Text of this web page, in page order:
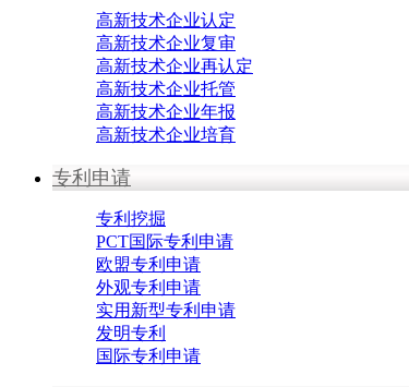
高新技术企业认定
高新技术企业复审
高新技术企业再认定
高新技术企业托管
高新技术企业年报
高新技术企业培育
专利申请
专利挖掘
PCT国际专利申请
欧盟专利申请
外观专利申请
实用新型专利申请
发明专利
国际专利申请